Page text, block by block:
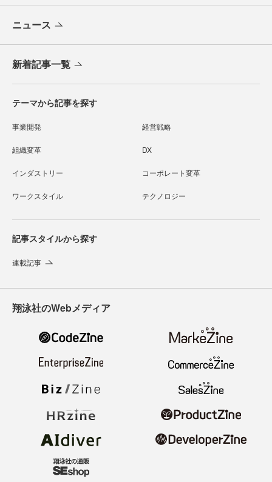
ニュース
新着記事一覧
テーマから記事を探す
事業開発 経営戦略
組織変革 DX
インダストリー コーポレート変革
ワークスタイル テクノロジー
記事スタイルから探す
連載記事
翔泳社のWebメディア